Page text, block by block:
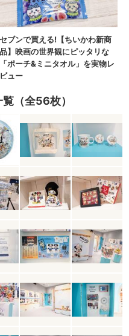
（全56枚）